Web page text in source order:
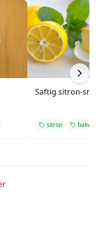
Saftig sitron-
sitron bakverk